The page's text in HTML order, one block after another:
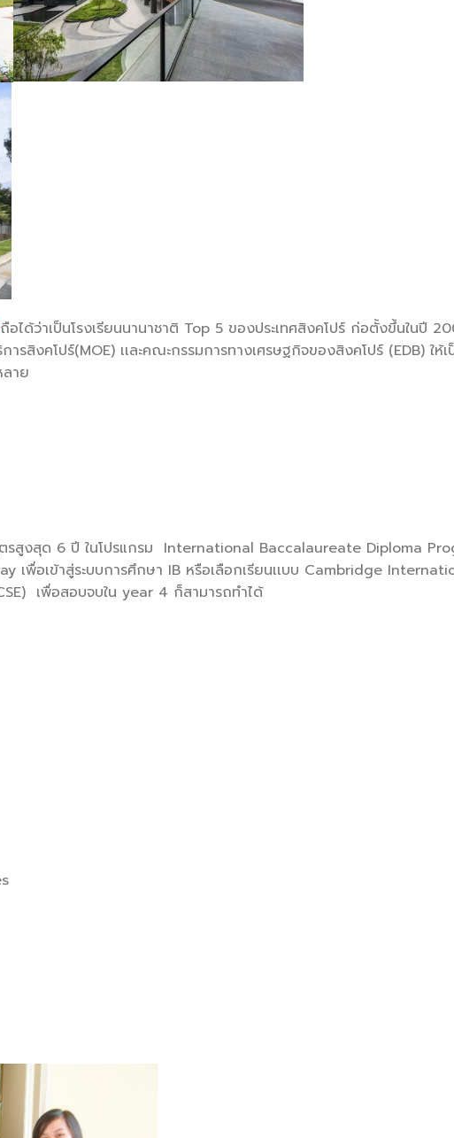
ได้ว่าเป็นโรงเรียนนานาชาติ Top 5 ของประเทศสิงคโปร์ ก่อตั้งขึ้นในปี
รสิงคโปร์(MOE) เเละคณะกรรมการทางเศรษฐกิจของสิงคโปร์ (EDB) ให้
าย
รสูงสุด 6 ปี ในโปรแกรม International Baccalaureate Diploma
เพื่อเข้าสู่ระบบการศึกษา IB หรือเลือกเรียนเเบบ Cambridge
เพื่อสอบจบใน year 4 ก็สามารถทำได้